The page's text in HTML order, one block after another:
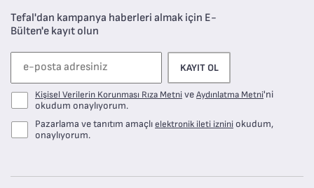
Tefal'dan kampanya haberleri almak için E-
Bülten'e kayıt olun
KAYIT OL
Kişisel Verilerin Korunması Rıza MetniveAydınlatma Metni'ni
okudum onaylıyorum.
Pazarlama ve tanıtım amaçlıelektronik ileti iznini okudum,
onaylıyorum.